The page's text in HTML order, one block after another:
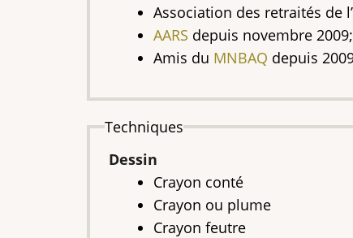
Association des retraités de
AARS depuis novembre 2009;
Amis du MNBAQ depuis
Techniques
Dessin
Crayon conté
Crayon ou plume
Crayon feutre